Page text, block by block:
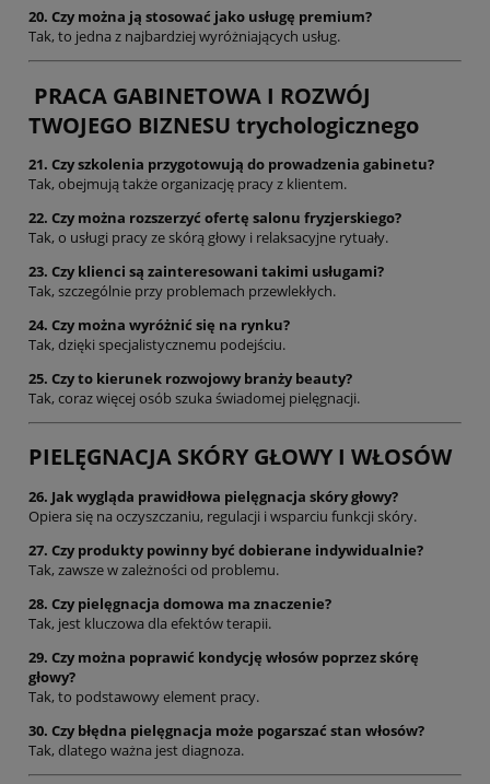
20. Czy można ją stosować jako usługę premium?
Tak, to jedna z najbardziej wyróżniających usług.
PRACA GABINETOWA I ROZWÓJ
TWOJEGO BIZNESU trychologicznego
21. Czy szkolenia przygotowują do prowadzenia gabinetu?
Tak, obejmują także organizację pracy z klientem.
22. Czy można rozszerzyć ofertę salonu fryzjerskiego?
Tak, o usługi pracy ze skórą głowy i relaksacyjne rytuały.
23. Czy klienci są zainteresowani takimi usługami?
Tak, szczególnie przy problemach przewlekłych.
24. Czy można wyróżnić się na rynku?
Tak, dzięki specjalistycznemu podejściu.
25. Czy to kierunek rozwojowy branży beauty?
Tak, coraz więcej osób szuka świadomej pielęgnacji.
PIELĘGNACJA SKÓRY GŁOWY I WŁOSÓW
26. Jak wygląda prawidłowa pielęgnacja skóry głowy?
Opiera się na oczyszczaniu, regulacji i wsparciu funkcji skóry.
27. Czy produkty powinny być dobierane indywidualnie?
Tak, zawsze w zależności od problemu.
28. Czy pielęgnacja domowa ma znaczenie?
Tak, jest kluczowa dla efektów terapii.
29. Czy można poprawić kondycję włosów poprzez skórę
głowy?
Tak, to podstawowy element pracy.
30. Czy błędna pielęgnacja może pogarszać stan włosów?
Tak, dlatego ważna jest diagnoza.